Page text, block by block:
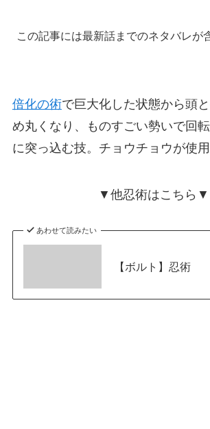
この記事には最新話までのネタバレが
倍化の術で巨大化した状態から頭
め丸くなり、ものすごい勢いで回
に突っ込む技。チョウチョウが使用
▼他忍術はこちら▼
あわせて読みたい
【ボルト】忍術